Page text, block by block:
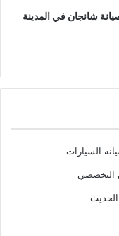
شانجان في المدينة
السيارات
التخصصي
الحديث